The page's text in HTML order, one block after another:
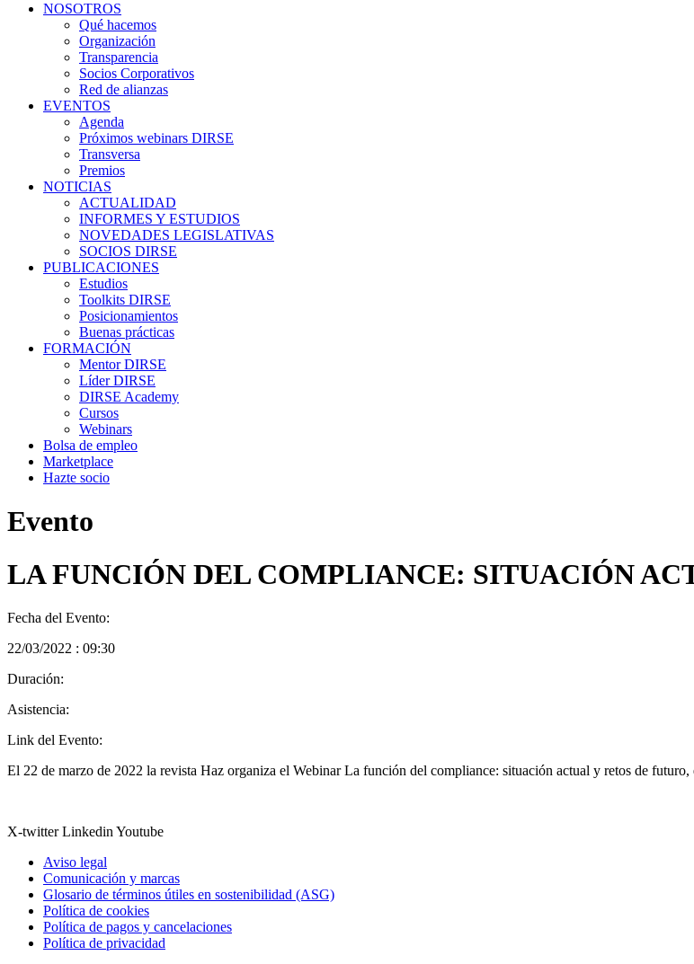
NOSOTROS
Qué hacemos
Organización
Transparencia
Socios Corporativos
Red de alianzas
EVENTOS
Agenda
Próximos webinars DIRSE
Transversa
Premios
NOTICIAS
ACTUALIDAD
INFORMES Y ESTUDIOS
NOVEDADES LEGISLATIVAS
SOCIOS DIRSE
PUBLICACIONES
Estudios
Toolkits DIRSE
Posicionamientos
Buenas prácticas
FORMACIÓN
Mentor DIRSE
Líder DIRSE
DIRSE Academy
Cursos
Webinars
Bolsa de empleo
Marketplace
Hazte socio
Evento
LA FUNCIÓN DEL COMPLIANCE: SITUACIÓN
Fecha del Evento:
22/03/2022 : 09:30
Duración:
Asistencia:
Link del Evento:
El 22 de marzo de 2022 la revista Haz organiza el Webinar La función del compliance: situación actual y retos de
X-twitter Linkedin Youtube
Aviso legal
Comunicación y marcas
Glosario de términos útiles en sostenibilidad (ASG)
Política de cookies
Política de pagos y cancelaciones
Política de privacidad